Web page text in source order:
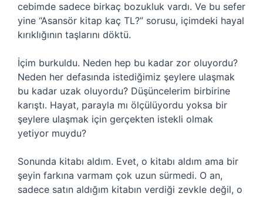
cebimde sadece birkaç bozukluk vardı. Ve bu sefer
yine “Asansör kitap kaç TL?” sorusu, içimdeki hayal
kırıklığının taşlarını döktü.
İçim burkuldu. Neden hep bu kadar zor oluyordu?
Neden her defasında istediğimiz şeylere ulaşmak
bu kadar uzak oluyordu? Düşüncelerim birbirine
karıştı. Hayat, parayla mı ölçülüyordu yoksa bir
şeylere ulaşmak için gerçekten istekli olmak
yetiyor muydu?
Sonunda kitabı aldım. Evet, o kitabı aldım ama bir
şeyin farkına varmam çok uzun sürmedi. O an,
sadece satın aldığım kitabın verdiği zevkle değil, o